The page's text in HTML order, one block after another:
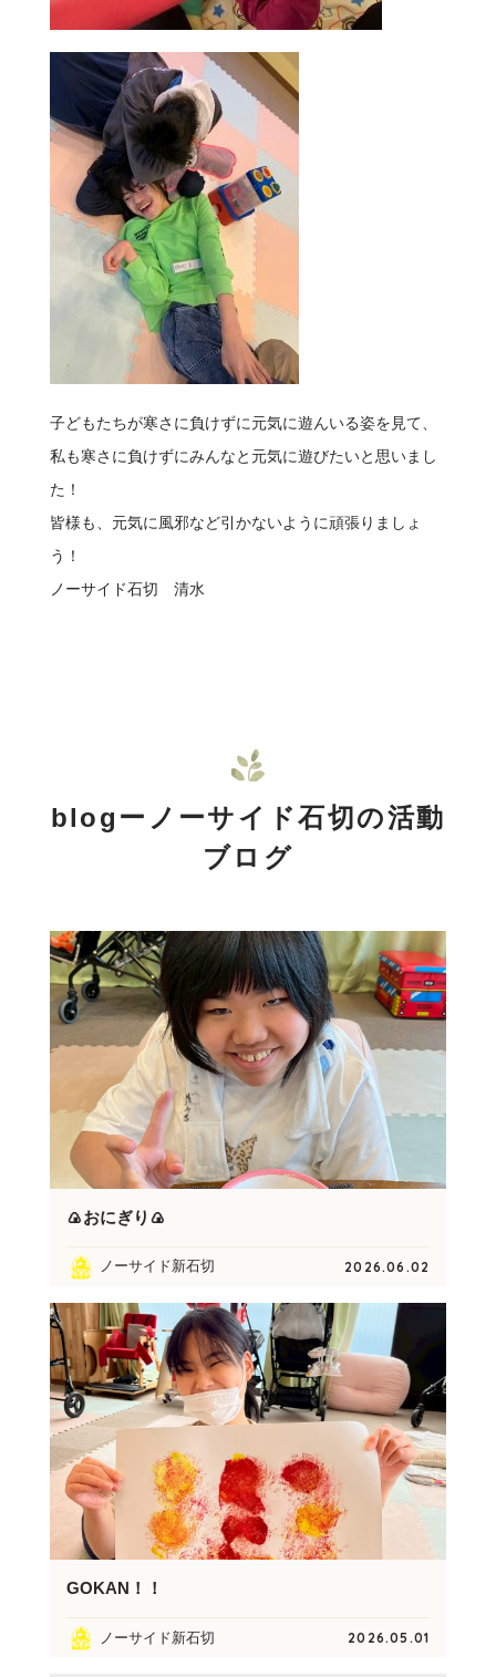
子どもたちが寒さに負けずに元気に遊んいる姿を見て、
私も寒さに負けずにみんなと元気に遊びたいと思いまし
た！
皆様も、元気に風邪など引かないように頑張りましょ
う！
ノーサイド石切 清水
blogーノーサイド石切の活動
ブログ
🍙おにぎり🍙
ノーサイド新石切 2026.06.02
GOKAN！！
ノーサイド新石切 2026.05.01